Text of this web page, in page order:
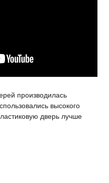
производилась
высокого
дверь лучше